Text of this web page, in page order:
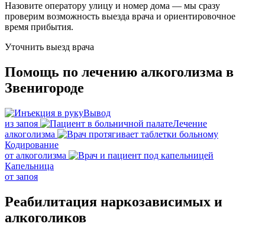
Назовите оператору улицу и номер дома — мы сразу
проверим возможность выезда врача и ориентировочное
время прибытия.
Уточнить выезд врача
Помощь по лечению алкоголизма в
Звенигороде
Вывод
из запоя
Лечение
алкоголизма
Кодирование
от алкоголизма
Капельница
от запоя
Реабилитация наркозависимых и
алкоголиков